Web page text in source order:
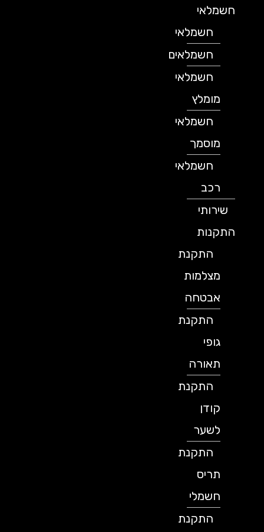
חשמלאי
חשמלאי
חשמלאים
חשמלאי
מומלץ
חשמלאי
מוסמך
חשמלאי
שירותי
התקנות
התקנת
מצלמות
אבטחה
התקנת
תאורה
התקנת
לשער
התקנת
תריס
חשמלי
התקנת